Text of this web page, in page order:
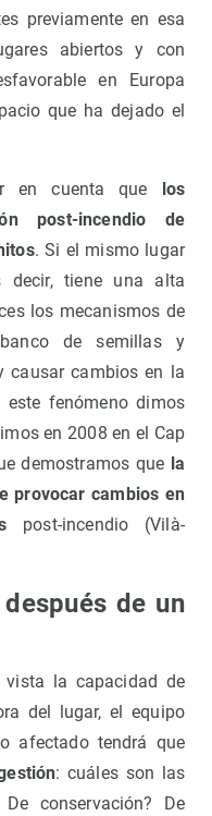
previamente en esa
abiertos y con
en Europa
que ha dejado el
en cuenta que los
post-incendio de
. Si el mismo lugar
decir, tiene una alta
los mecanismos de
de semillas y
causar cambios en la
este fenómeno dimos
en 2008 en el Cap
demostramos que la
provocar cambios en
post-incendio (Vilà-
de un
la capacidad de
del lugar, el equipo
afectado tendrá que
: cuáles son las
conservación? De